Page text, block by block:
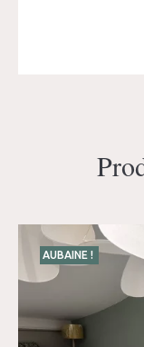
AUBAINE !